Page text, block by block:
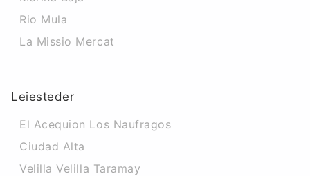
Rio Mula
La Missio Mercat
Leiesteder
El Acequion Los Naufragos
Ciudad Alta
Velilla Velilla Taramay